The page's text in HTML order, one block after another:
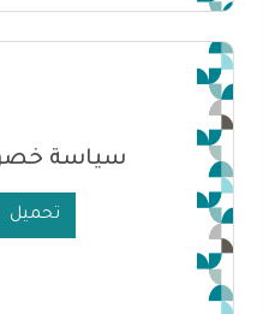
سياسة
تحميل